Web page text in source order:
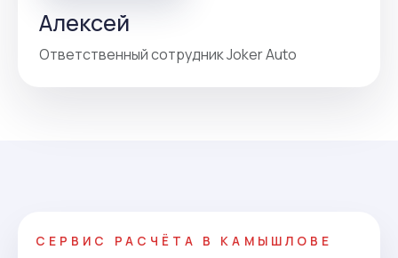
Алексей
Ответственный сотрудник Joker Auto
СЕРВИС РАСЧЁТА В КАМЫШЛОВЕ